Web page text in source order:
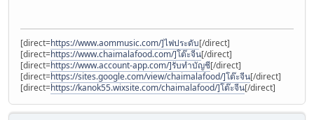
[direct=https://www.aommusic.com/]ไฟประดับ[/direct]
[direct=https://www.chaimalafood.com/]โต๊ะจีน[/direct]
[direct=https://www.account-app.com/]รับทำบัญชี[/direct]
[direct=https://sites.google.com/view/chaimalafood/]โต๊ะจีน[/direct]
[direct=https://kanok55.wixsite.com/chaimalafood/]โต๊ะจีน[/direct]